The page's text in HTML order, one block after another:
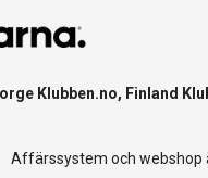
Klubben.no, Finland
Affärssystem och webshop